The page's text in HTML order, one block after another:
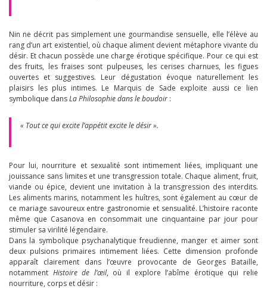
Nin ne décrit pas simplement une gourmandise sensuelle, elle l’élève au
rang d’un art existentiel, où chaque aliment devient métaphore vivante du
désir. Et chacun possède une charge érotique spécifique. Pour ce qui est
des fruits, les fraises sont pulpeuses, les cerises charnues, les figues
ouvertes et suggestives. Leur dégustation évoque naturellement les
plaisirs les plus intimes. Le Marquis de Sade exploite aussi ce lien
symbolique dansLa Philosophie dans le boudoir :
« Tout ce qui excite l’appétit excite le désir ».
Pour lui, nourriture et sexualité sont intimement liées, impliquant une
jouissance sans limites et une transgression totale. Chaque aliment, fruit,
viande ou épice, devient une invitation à la transgression des interdits.
Les aliments marins, notamment les huîtres, sont également au cœur de
ce mariage savoureux entre gastronomie et sensualité. L’histoire raconte
même que Casanova en consommait une cinquantaine par jour pour
stimuler sa virilité légendaire.
Dans la symbolique psychanalytique freudienne, manger et aimer sont
deux pulsions primaires intimement liées. Cette dimension profonde
apparaît clairement dans l’œuvre provocante de Georges Bataille,
notamment Histoire de l’œil, où il explore l’abîme érotique qui relie
nourriture, corps et désir :